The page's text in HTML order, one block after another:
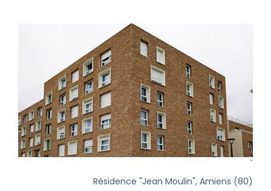
`
Résidence "Jean Moulin", Amiens (80)